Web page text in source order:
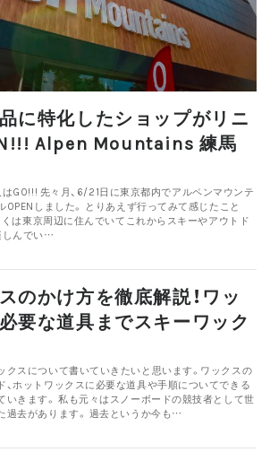
に特化したショップがリニ
Alpen Mountains 練馬
はGO!!! 先々月、6/21日に東京都内でアルペンマウンテ
しました。 とりあえず行ってみて感じたこと
くは東京周辺に住んでいてこれからスキーやアウトド
しんでい…
のかけ方を徹底解説！ワッ
要な道具までスキーワック
クスについて書いていきたいと思います。ワックスの
ホットワックスに必要な道具や手順についてできる
いきます。 私も元々はスノーボードの競技者として世
過去があります。 過去というか今も…